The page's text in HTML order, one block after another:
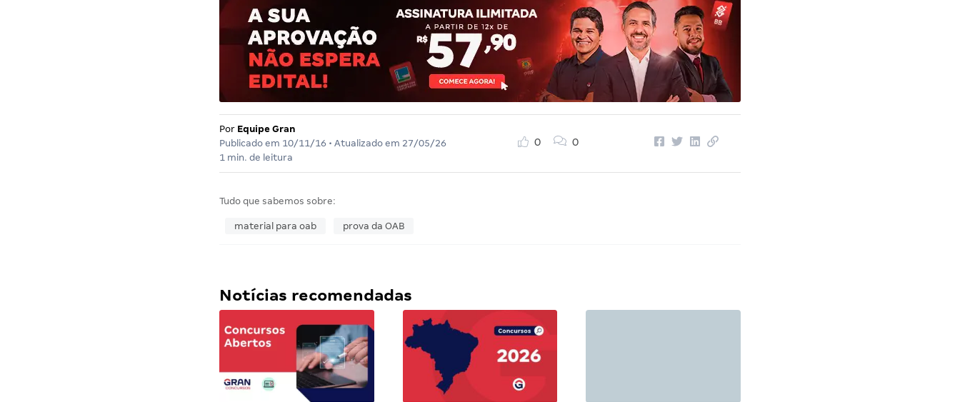
Por Equipe Gran
Publicado em 10/11/16 • Atualizado em 27/05/26
1 min. de leitura
0 0
Tudo que sabemos sobre:
material para oab prova da OAB
Notícias recomendadas